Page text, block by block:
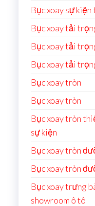
Bục xoay sự
Bục xoay tải
Bục xoay tải
Bục xoay tải
Bục xoay tròn
Bục xoay tròn
Bục xoay tròn
sự kiện
Bục xoay tròn
Bục xoay tròn
Bục xoay trưng
showroom ô tô